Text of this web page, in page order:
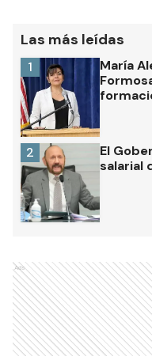
Las más leídas
María
1
El
salarial
2
Ads